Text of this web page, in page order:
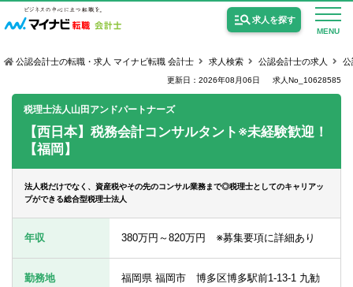
MENU
求人を探す
監査法人の求人
USCPA（米国公認会計士）の求人
公認会計士の転職・求人 マイナビ転職 会計士 求人検索 公認会計士の求人 公
更新日：2026年08月06日 求人No_10628585
税理士法人山田アンドパートナーズ
【西日本】税務会計コンサルタント※未経験歓迎！
【福岡】
法人税だけでなく、資産税やその先のコンサル業務まで◎税理士としてのキャリアッ
プができる総合型税理士法人
年収 380万円～820万円 ※募集要項に詳細あり
勤務地
福岡県 福岡市 博多区博多駅前1-13-1 九勧